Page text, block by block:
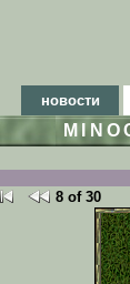
новости
8 of 30